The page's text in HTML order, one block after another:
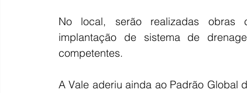
No local, serão realizadas obras
implantação de sistema de
competentes.
A Vale aderiu ainda ao Padrão Global